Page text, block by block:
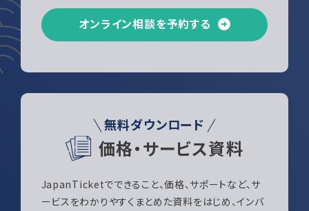
オンライン相談を予約する
無料ダウンロード
価格・サービス資料
JapanTicketでできること、価格、サポートなど、サ
ービスをわかりやすくまとめた資料をはじめ、インバ